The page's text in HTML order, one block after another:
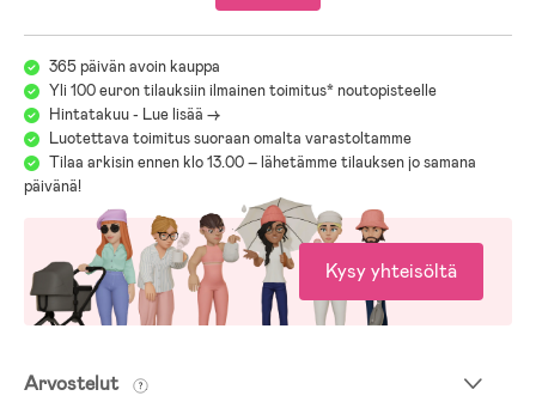
-Irrotettava kangasverhoilu
-Kevyt ja kestävä runko.
-Kompaktit ja kokoontaitettavat
-Travel System – täydellinen valinta liikkuvalle vanhemmalle
-Adapterit ostetaan erikseen.
-Hengittävä Breezy-kuomu varmistaa hyvän ilmanvaihdon
Pehmustetussa kuljetuslaukussa on pehmustetut olkahihnat, joiden
avulla kantaminen sujuu mukavammin.
Enimmäiskuormitus: 22 kg.
- Pakkaukseen sisältyy: hyttysverkko , pehmustettu kantohihna,
turvakaari, Pehmustettu kuljetuslaukku mukiteline,
-EN1888:2-2022 -hyväksytty
365 päivän avoin kauppa
Yli 100 euron tilauksiin ilmainen toimitus* noutopisteelle
Hintatakuu - Lue lisää ->
Luotettava toimitus suoraan omalta varastoltamme
Tilaa arkisin ennen klo 13.00 – lähetämme tilauksen jo samana
päivänä!
Kysy yhteisöltä
Arvostelut